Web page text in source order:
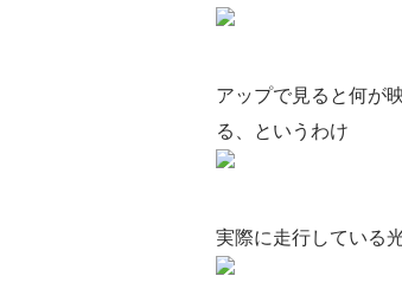
アップで見ると何が
る、というわけ
実際に走行している